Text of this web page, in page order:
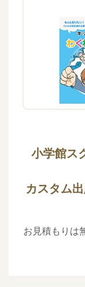
小学館ス
カスタム
お見積もりは